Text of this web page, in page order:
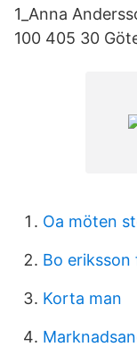
1_Anna
100 405 30
Oa möten
Bo eriksson
Korta man